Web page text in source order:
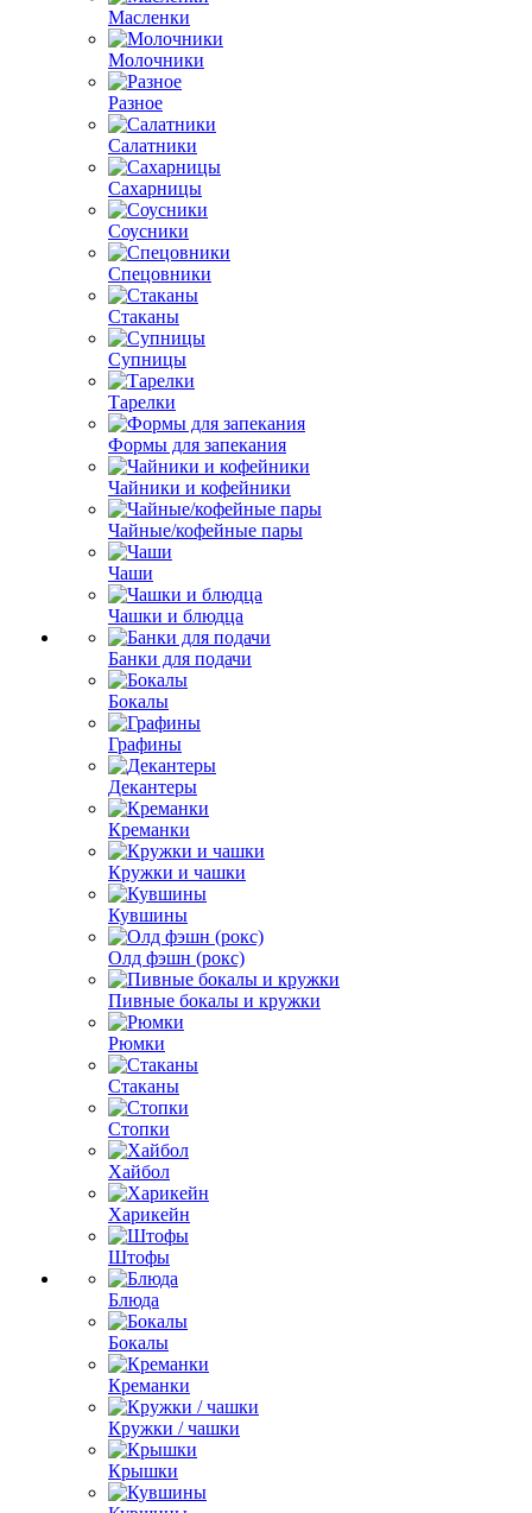
Масленки
Молочники
Разное
Салатники
Сахарницы
Соусники
Спецовники
Стаканы
Супницы
Тарелки
Формы для запекания
Чайники и кофейники
Чайные/кофейные пары
Чаши
Чашки и блюдца
Банки для подачи
Бокалы
Графины
Декантеры
Креманки
Кружки и чашки
Кувшины
Олд фэшн (рокс)
Пивные бокалы и кружки
Рюмки
Стаканы
Стопки
Хайбол
Харикейн
Штофы
Блюда
Бокалы
Креманки
Кружки / чашки
Крышки